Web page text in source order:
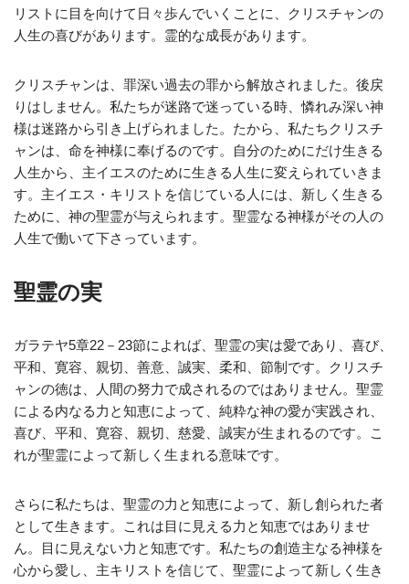
リストに目を向けて日々歩んでいくことに、クリスチャンの
人生の喜びがあります。霊的な成長があります。
クリスチャンは、罪深い過去の罪から解放されました。後戻
りはしません。私たちが迷路で迷っている時、憐れみ深い神
様は迷路から引き上げられました。たから、私たちクリスチ
ャンは、命を神様に奉げるのです。自分のためにだけ生きる
人生から、主イエスのために生きる人生に変えられていきま
す。主イエス・キリストを信じている人には、新しく生きる
ために、神の聖霊が与えられます。聖霊なる神様がその人の
人生で働いて下さっています。
聖霊の実
ガラテヤ5章22－23節によれば、聖霊の実は愛であり、喜び、
平和、寛容、親切、善意、誠実、柔和、節制です。クリスチ
ャンの徳は、人間の努力で成されるのではありません。聖霊
による内なる力と知恵によって、純粋な神の愛が実践され、
喜び、平和、寛容、親切、慈愛、誠実が生まれるのです。こ
れが聖霊によって新しく生まれる意味です。
さらに私たちは、聖霊の力と知恵によって、新し創られた者
として生きます。これは目に見える力と知恵ではありませ
ん。目に見えない力と知恵です。私たちの創造主なる神様を
心から愛し、主キリストを信じて、聖霊によって新しく生き